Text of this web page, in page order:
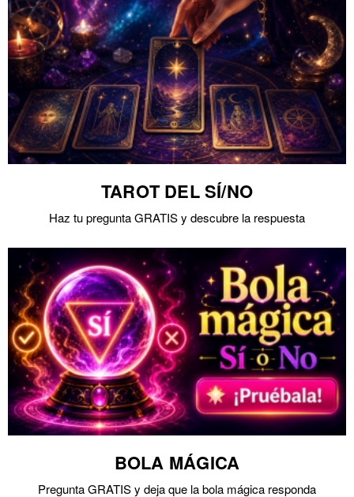
TAROT DEL SÍ/NO
Haz tu pregunta GRATIS y descubre la respuesta
BOLA MÁGICA
Pregunta GRATIS y deja que la bola mágica responda